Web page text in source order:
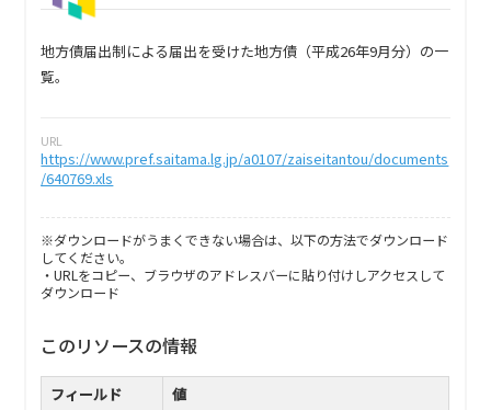
地方債届出制による届出を受けた地方債（平成26年9月分）の一
覧。
URL
https://www.pref.saitama.lg.jp/a0107/zaiseitantou/documents
/640769.xls
※ダウンロードがうまくできない場合は、以下の方法でダウンロード
してください。
・URLをコピー、ブラウザのアドレスバーに貼り付けしアクセスして
ダウンロード
このリソースの情報
フィールド
値